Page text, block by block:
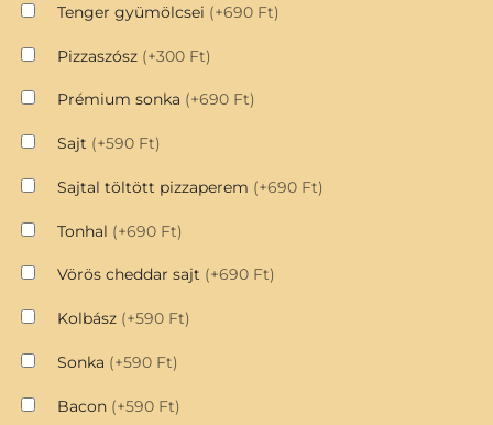
Tenger gyümölcsei (+690 Ft)
Pizzaszósz (+300 Ft)
Prémium sonka (+690 Ft)
Sajt (+590 Ft)
Sajtal töltött pizzaperem (+690 Ft)
Tonhal (+690 Ft)
Vörös cheddar sajt (+690 Ft)
Kolbász (+590 Ft)
Sonka (+590 Ft)
Bacon (+590 Ft)